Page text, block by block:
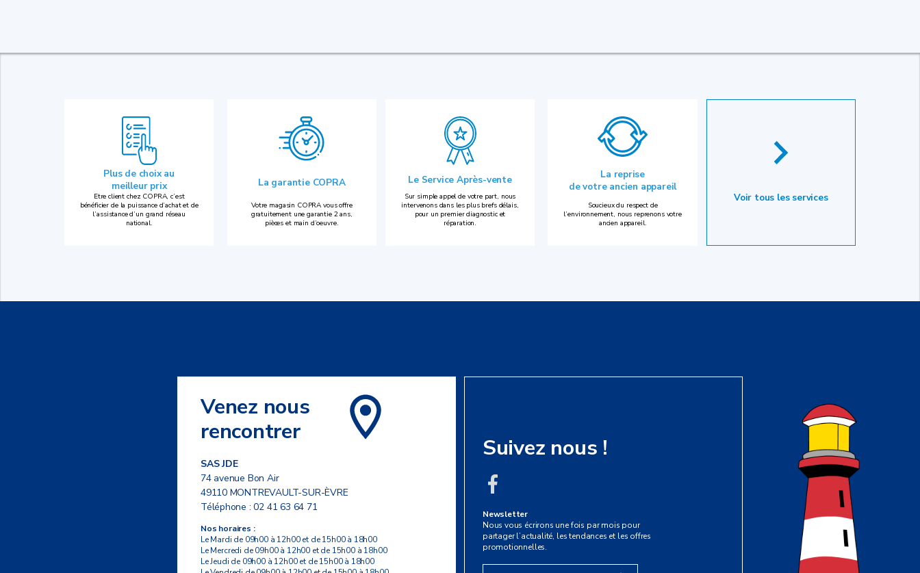
Plus de choix au
meilleur prix
Etre client chez COPRA, c’est
bénéficier de la puissance d’achat et de
l’assistance d’un grand réseau
national.
La garantie COPRA
Votre magasin COPRA vous offre
gratuitement une garantie 2 ans,
pièces et main d’oeuvre.
Le Service Après-vente
Sur simple appel de votre part, nous
intervenons dans les plus brefs délais,
pour un premier diagnostic et
réparation.
La reprise
de votre ancien appareil
Soucieux du respect de
l’environnement, nous reprenons votre
ancien appareil.
Voir tous les services
Venez nous
rencontrer
SAS JDE
74 avenue Bon Air
49110 MONTREVAULT-SUR-ÈVRE
Téléphone :02 41 63 64 71
Nos horaires :
Le Mardi de 09h00 à 12h00 et de 15h00 à 18h00
Le Mercredi de 09h00 à 12h00 et de 15h00 à 18h00
Le Jeudi de 09h00 à 12h00 et de 15h00 à 18h00
Suivez nous !
Newsletter
Nous vous écrirons une fois par mois pour
partager l’actualité, les tendances et les offres
promotionnelles.